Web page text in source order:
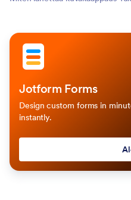
Jotform Forms
Design custom forms in
instantly.